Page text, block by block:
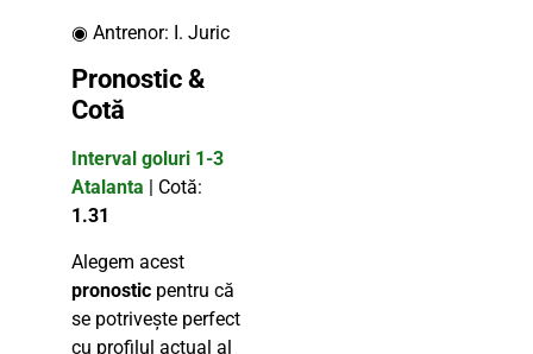
◉ Antrenor: I. Juric
Pronostic &
Cotă
Interval goluri 1-3
Atalanta | Cotă:
1.31
Alegem acest
pronostic pentru că
se potrivește perfect
cu profilul actual al